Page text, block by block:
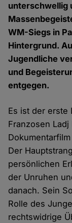
unterschwellig
WM-Siegs in
Hintergrund.
Jugendliche
und
entgegen.
Es ist der erste
Franzosen
Der
persönlichen
der Unruhen
danach. Sein
Rolle des
rechtswidrige